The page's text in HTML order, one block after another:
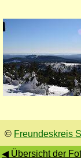
© Freundeskreis
◀ Übersicht der